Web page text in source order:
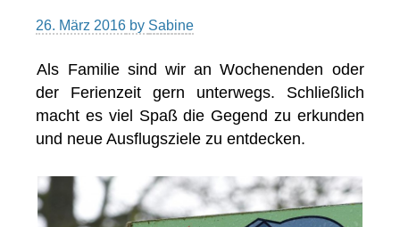
26. März 2016 by Sabine
Als Familie sind wir an Wochenenden oder
der Ferienzeit gern unterwegs. Schließlich
macht es viel Spaß die Gegend zu erkunden
und neue Ausflugsziele zu entdecken.